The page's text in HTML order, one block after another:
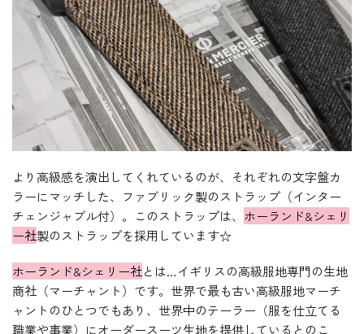
より高級感を演出してくれているのが、それぞれの文字盤カ
ラーにマッチした、ファブリック製のストラップ（インター
チェンジャブル付）。このストラップは、 ホーランド&シェリ
ー社製のストラップを採用しています☆
ホーランド&シェリー社とは…イギリスの高級服地専門の生地
商社（マーチャント）です。世界で最も古い高級服地マーチ
ャントのひとつでもあり、世界中のテーラー（服を仕立てる
職業や事業）にオーダースーツ生地を提供しているとのこ